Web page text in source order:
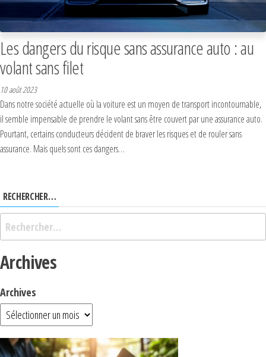
Les dangers du risque sans assurance auto : au
volant sans filet
10 août 2023
Dans notre société actuelle où la voiture est un moyen de transport incontournable,
il semble impensable de prendre le volant sans être couvert par une assurance auto.
Pourtant, certains conducteurs décident de braver les risques et de rouler sans
assurance. Mais quels sont ces dangers…
RECHERCHER…
Archives
Archives